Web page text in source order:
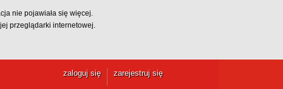
nie pojawiała się więcej.
przeglądarki internetowej.
zaloguj się zarejestruj się